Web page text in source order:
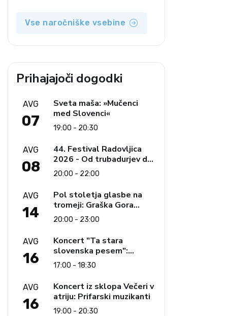
Vse naročniške vsebine
Prihajajoči dogodki
AVG
07
Sveta maša: »Mučenci
med Slovenci«
19:00 - 20:30
AVG
08
44. Festival Radovljica
2026 - Od trubadurjev do
Brahmsa
20:00 - 22:00
AVG
14
Pol stoletja glasbe na
tromeji: Graška Gora
obeležuje 50. jubilejni
festival narodno-zabavne
glasbe
20:00 - 23:00
AVG
16
Koncert "Ta stara
slovenska pesem":
Ljudski pevci Jezerci
17:00 - 18:30
AVG
16
Koncert iz sklopa Večeri v
atriju: Prifarski muzikanti
19:00 - 20:30